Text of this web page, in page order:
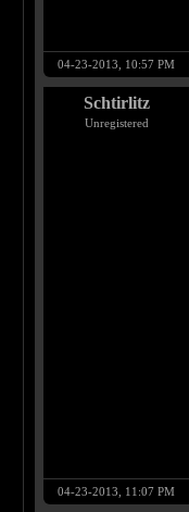
04-23-2013, 10:57 PM
Schtirlitz
Unregistered
04-23-2013, 11:07 PM